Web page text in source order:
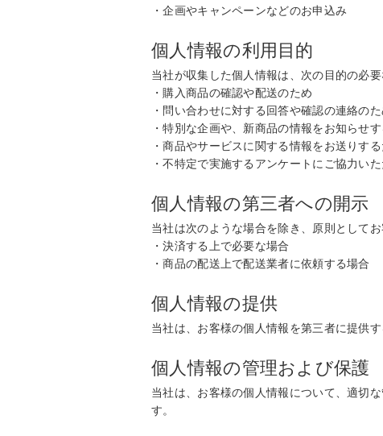
・企画やキャンペーンなどのお申込み
個人情報の利用目的
当社が収集した個人情報は、次の目的の必要
・購入商品の確認や配送のため
・問い合わせに対する回答や確認の連絡のた
・特別な企画や、新商品の情報をお知らせ
・商品やサービスに関する情報をお送りする
・不特定で実施するアンケートにご協力い
個人情報の第三者への開示
当社は次のような場合を除き、原則として
・決済する上で必要な場合
・商品の配送上で配送業者に依頼する場合
個人情報の提供
当社は、お客様の個人情報を第三者に提供す
個人情報の管理および保護
当社は、お客様の個人情報について、適切
す。